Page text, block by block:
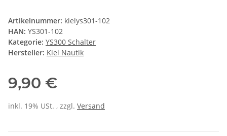
Artikelnummer: kielys301-102
HAN: YS301-102
Kategorie: YS300 Schalter
Hersteller: Kiel Nautik
9,90 €
inkl. 19% USt. , zzgl. Versand